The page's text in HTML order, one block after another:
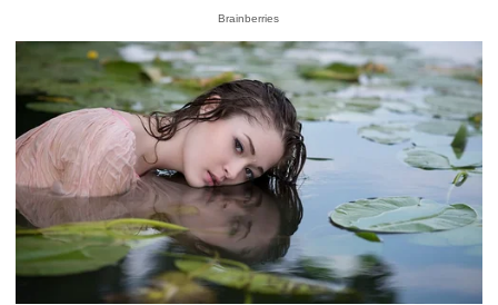
Brainberries